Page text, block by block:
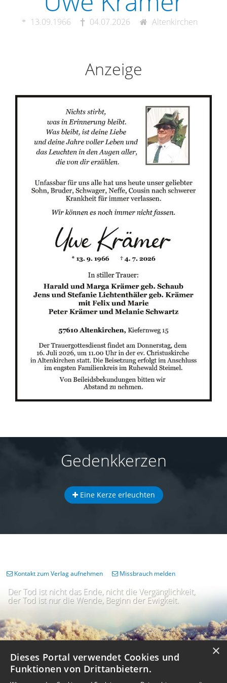
13.09.1966 04.07.2026 Altenkirchen
Anzeige
Gedenkkerzen
Eine Kerze erleuchten
Der Tod ist nicht das Ende, nicht die Vergänglichkeit,
der Tod ist nur die Wende, Beginn der Ewigkeit.
Kontakt zum Verlag aufnehmen Missbrauch melden
×
Dieses Portal verwendet Cookies und
Funktionen von Drittanbietern.